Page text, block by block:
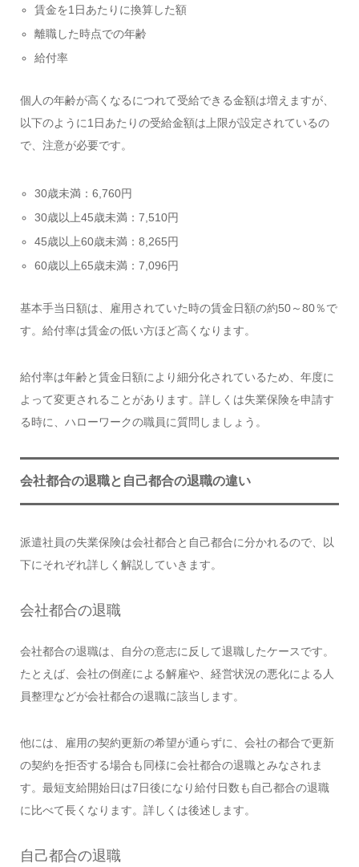
賃金を1日あたりに換算した額
離職した時点での年齢
給付率
個人の年齢が高くなるにつれて受給できる金額は増えますが、
以下のように1日あたりの受給金額は上限が設定されているの
で、注意が必要です。
30歳未満：6,760円
30歳以上45歳未満：7,510円
45歳以上60歳未満：8,265円
60歳以上65歳未満：7,096円
基本手当日額は、雇用されていた時の賃金日額の約50～80％で
す。給付率は賃金の低い方ほど高くなります。
給付率は年齢と賃金日額により細分化されているため、年度に
よって変更されることがあります。詳しくは失業保険を申請す
る時に、ハローワークの職員に質問しましょう。
会社都合の退職と自己都合の退職の違い
派遣社員の失業保険は会社都合と自己都合に分かれるので、以
下にそれぞれ詳しく解説していきます。
会社都合の退職
会社都合の退職は、自分の意志に反して退職したケースです。
たとえば、会社の倒産による解雇や、経営状況の悪化による人
員整理などが会社都合の退職に該当します。
他には、雇用の契約更新の希望が通らずに、会社の都合で更新
の契約を拒否する場合も同様に会社都合の退職とみなされま
す。最短支給開始日は7日後になり給付日数も自己都合の退職
に比べて長くなります。詳しくは後述します。
自己都合の退職